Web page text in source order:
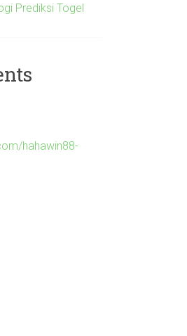
Prediksi Togel
hahawin88-